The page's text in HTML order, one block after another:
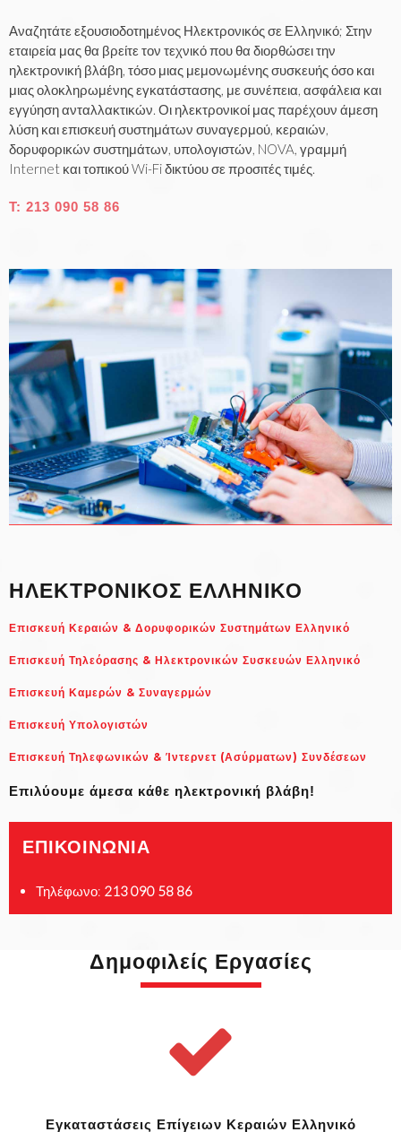
Λ
Η
Ν
Ι
Κ
Ο
Αναζητάτε εξουσιοδοτημένος Ηλεκτρονικός σε Ελληνικό; Στην
εταιρεία μας θα βρείτε τον τεχνικό που θα διορθώσει την
ηλεκτρονική βλάβη, τόσο μιας μεμονωμένης συσκευής όσο και
μιας ολοκληρωμένης εγκατάστασης, με συνέπεια, ασφάλεια και
εγγύηση ανταλλακτικών. Οι ηλεκτρονικοί μας παρέχουν άμεση
λύση και επισκευή συστημάτων συναγερμού, κεραιών,
δορυφορικών συστημάτων, υπολογιστών, NOVA, γραμμή
Internet και τοπικού Wi-Fi δικτύου σε προσιτές τιμές.
Τ: 213 090 58 86
ΗΛΕΚΤΡΟΝΙΚΟΣ ΕΛΛΗΝΙΚΟ
Επισκευή Κεραιών & Δορυφορικών Συστημάτων Ελληνικό
Επισκευή Τηλεόρασης & Ηλεκτρονικών Συσκευών Ελληνικό
Επισκευή Καμερών & Συναγερμών
Επισκευή Υπολογιστών
Επισκευή Τηλεφωνικών & Ίντερνετ (Ασύρματων) Συνδέσεων
Επιλύουμε άμεσα κάθε ηλεκτρονική βλάβη!
ΕΠΙΚΟΙΝΩΝΙΑ
Τηλέφωνο: 213 090 58 86
Δημοφιλείς Εργασίες
Εγκαταστάσεις Επίγειων Κεραιών Ελληνικό